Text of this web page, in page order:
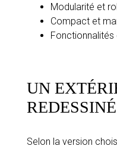
Modularité et
Compact et
UN
REDESSINÉ
Selon la version